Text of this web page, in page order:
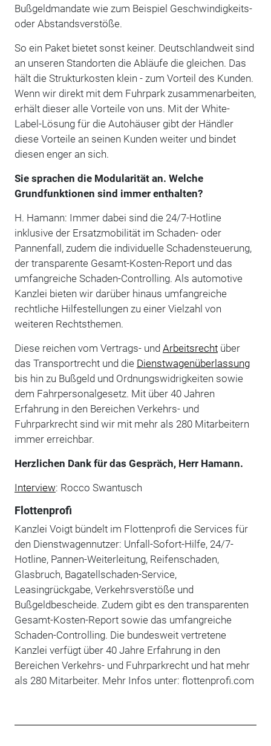
Bußgeldmandate wie zum Beispiel Geschwindigkeits-
oder Abstandsverstöße.
So ein Paket bietet sonst keiner. Deutschlandweit sind
an unseren Standorten die Abläufe die gleichen. Das
hält die Strukturkosten klein - zum Vorteil des Kunden.
Wenn wir direkt mit dem Fuhrpark zusammenarbeiten,
erhält dieser alle Vorteile von uns. Mit der White-
Label-Lösung für die Autohäuser gibt der Händler
diese Vorteile an seinen Kunden weiter und bindet
diesen enger an sich.
Sie sprachen die Modularität an. Welche
Grundfunktionen sind immer enthalten?
H. Hamann: Immer dabei sind die 24/7-Hotline
inklusive der Ersatzmobilität im Schaden- oder
Pannenfall, zudem die individuelle Schadensteuerung,
der transparente Gesamt-Kosten-Report und das
umfangreiche Schaden-Controlling. Als automotive
Kanzlei bieten wir darüber hinaus umfangreiche
rechtliche Hilfestellungen zu einer Vielzahl von
weiteren Rechtsthemen.
Diese reichen vom Vertrags- und Arbeitsrechtüber
das Transportrecht und die Dienstwagenüberlassung
bis hin zu Bußgeld und Ordnungswidrigkeiten sowie
dem Fahrpersonalgesetz. Mit über 40 Jahren
Erfahrung in den Bereichen Verkehrs- und
Fuhrparkrecht sind wir mit mehr als 280 Mitarbeitern
immer erreichbar.
Herzlichen Dank für das Gespräch, Herr Hamann.
Interview: Rocco Swantusch
Flottenprofi
Kanzlei Voigt bündelt im Flottenprofi die Services für
den Dienstwagennutzer: Unfall-Sofort-Hilfe, 24/7-
Hotline, Pannen-Weiterleitung, Reifenschaden,
Glasbruch, Bagatellschaden-Service,
Leasingrückgabe, Verkehrsverstöße und
Bußgeldbescheide. Zudem gibt es den transparenten
Gesamt-Kosten-Report sowie das umfangreiche
Schaden-Controlling. Die bundesweit vertretene
Kanzlei verfügt über 40 Jahre Erfahrung in den
Bereichen Verkehrs- und Fuhrparkrecht und hat mehr
als 280 Mitarbeiter. Mehr Infos unter: flottenprofi.com